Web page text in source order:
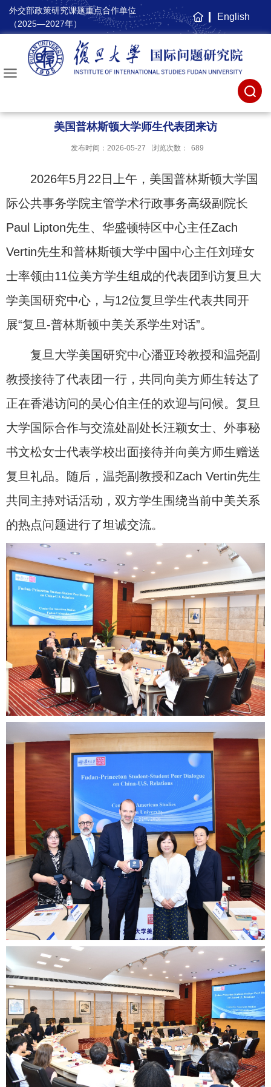
外交部政策研究课题重点合作单位
（2025—2027年）
主
页
English
美国普林斯顿大学师生代表团来访
发布时间：2026-05-27 浏览次数： 689
2026年5月22日上午，美国普林斯顿大学国
际公共事务学院主管学术行政事务高级副院长
Paul Lipton先生、华盛顿特区中心主任Zach
Vertin先生和普林斯顿大学中国中心主任刘瑾女
士率领由11位美方学生组成的代表团到访复旦大
学美国研究中心，与12位复旦学生代表共同开
展“复旦-普林斯顿中美关系学生对话”。
复旦大学美国研究中心潘亚玲教授和温尧副
教授接待了代表团一行，共同向美方师生转达了
正在香港访问的吴心伯主任的欢迎与问候。复旦
大学国际合作与交流处副处长汪颖女士、外事秘
书文松女士代表学校出面接待并向美方师生赠送
复旦礼品。随后，温尧副教授和Zach Vertin先生
共同主持对话活动，双方学生围绕当前中美关系
的热点问题进行了坦诚交流。